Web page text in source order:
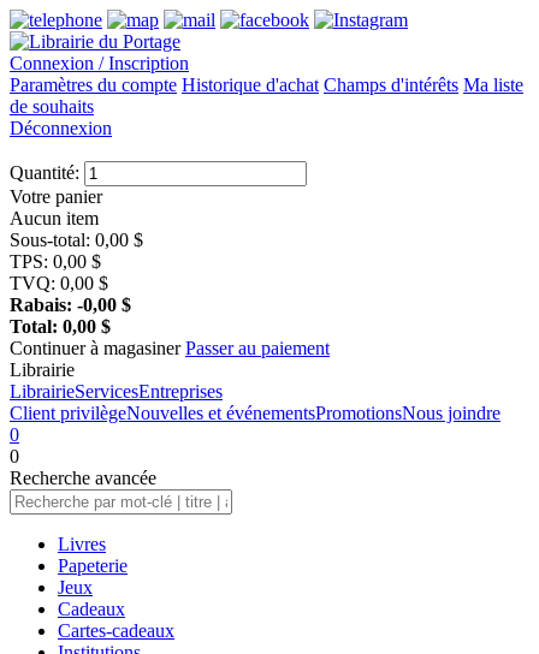
Connexion / Inscription
Paramètres du compte Historique d'achat Champs d'intérêts Ma liste
de souhaits
Déconnexion
Quantité:
Votre panier
Aucun item
Sous-total: 0,00 $
TPS: 0,00 $
TVQ: 0,00 $
Rabais: -0,00 $
Total: 0,00 $
Continuer à magasiner Passer au paiement
Librairie
LibrairieServicesEntreprises
Client privilègeNouvelles et événementsPromotionsNous joindre
0
0
Recherche avancée
Livres
Papeterie
Jeux
Cadeaux
Cartes-cadeaux